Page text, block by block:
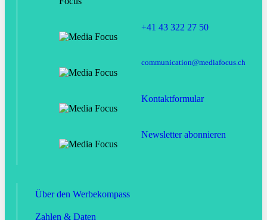
+41 43 322 27 50
communication@mediafocus.ch
Kontaktformular
Newsletter abonnieren
Über den Werbekompass
Zahlen & Daten